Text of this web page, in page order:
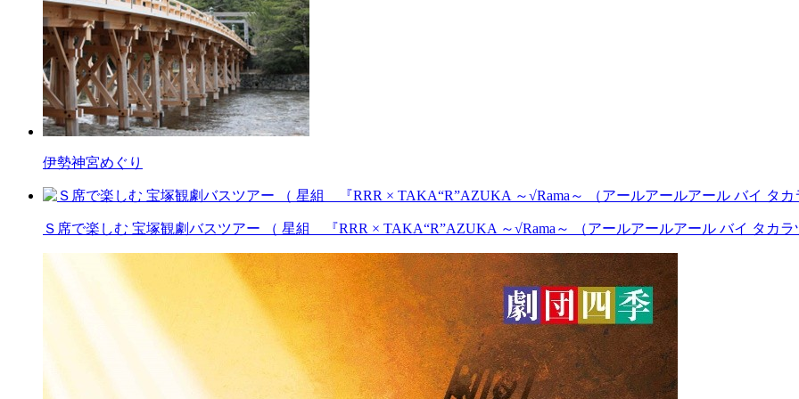
伊勢神宮めぐり
Ｓ席で楽しむ 宝塚観劇バスツアー （ 星組 『RRR × TAKA“R”AZUKA ～√Rama～ （アールアールアール バイ タカラ